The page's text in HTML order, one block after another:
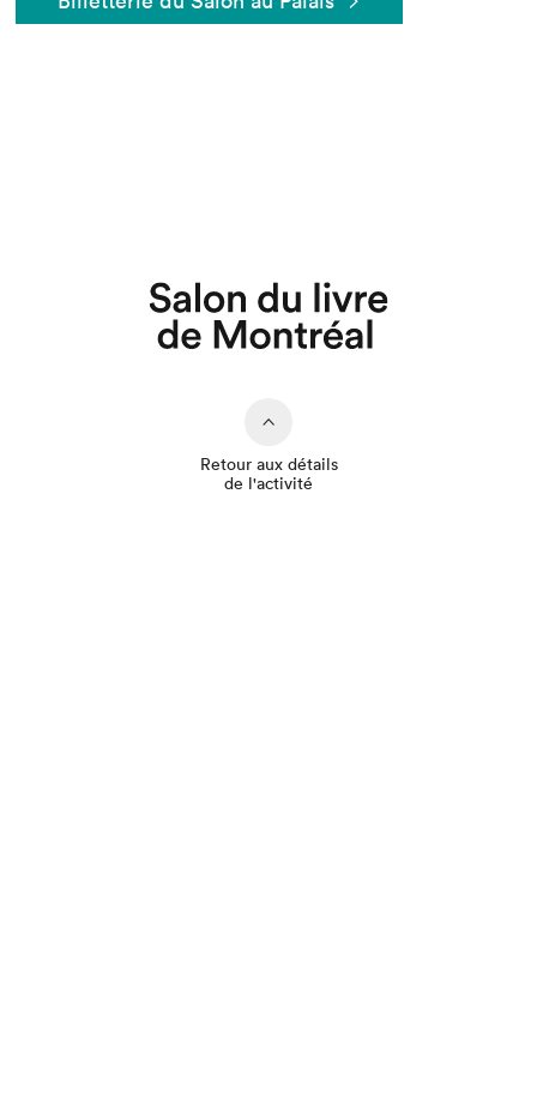
Retour aux détails
de l'activité